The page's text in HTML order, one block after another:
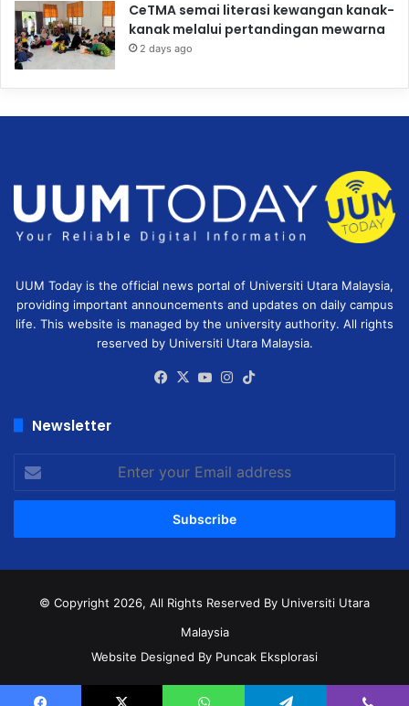
CeTMA semai literasi kewangan kanak-
kanak melalui pertandingan mewarna
2 days ago
UUM Today is the official news portal of Universiti Utara Malaysia,
providing important announcements and updates on daily campus
life. This website is managed by the university authority. All rights
reserved by Universiti Utara Malaysia.
Facebook
X YouTubeInstagram
Newsletter
your
Email
© Copyright 2026, All Rights Reserved By Universiti Utara
Malaysia
Website Designed By Puncak Eksplorasi